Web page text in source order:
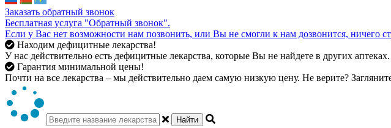
Заказать обратный звонок
Бесплатная услуга "Обратный звонок".
Если у Вас нет возможности нам позвонить, или Вы не смогли к нам дозвонится, ничего
Находим дефицитные лекарства!
У нас действительно есть дефицитные лекарства, которые Вы не найдете в других
Гарантия минимальной цены!
Почти на все лекарства – мы действительно даем самую низкую цену. Не верите?
Найти